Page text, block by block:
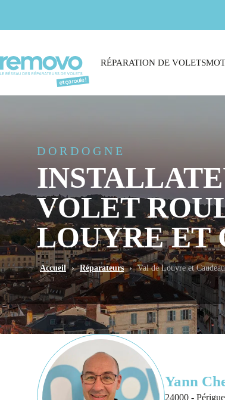
RÉPARATION DE VOLETS
DORDOGNE
VOLET
LOUYRE ET
Accueil › Réparateurs › Val de Louyre et Caudeau
Yann
24000 -